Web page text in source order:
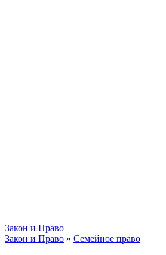
Закон и Право
Закон и Право » Семейное право